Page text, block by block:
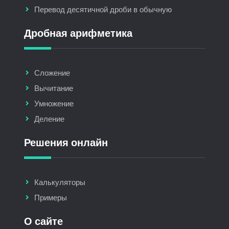
Перевод десятичной дроби в обычную
Дробная арифметика
Сложение
Вычитание
Умножение
Деление
Решения онлайн
Калькуляторы
Примеры
О сайте